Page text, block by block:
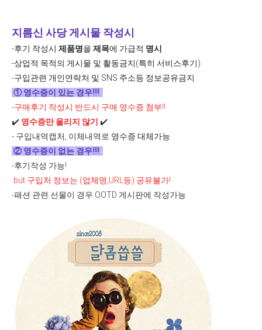
지름신 사당 게시물 작성시
-후기 작성시 제품명을 제목에 가급적 명시
-상업적 목적의 게시물 및 활동금지(특히 서비스후기)
-구입관련 개인연락처 및 SNS 주소등 정보공유금지
① 영수증이 있는 경우!!!!
-구매후기 작성시 반드시 구매 영수증 첨부!!
✔️ 영수증만 올리지 않기 ✔️
- 구입내역캡처, 이체내역로 영수증 대체가능
② 영수증이 없는 경우!!!!
-후기작성 가능!
but 구입처 정보는 (업체명,URL등) 공유불가!
-패션 관련 선물이 경우 OOTD 게시판에 작성가능